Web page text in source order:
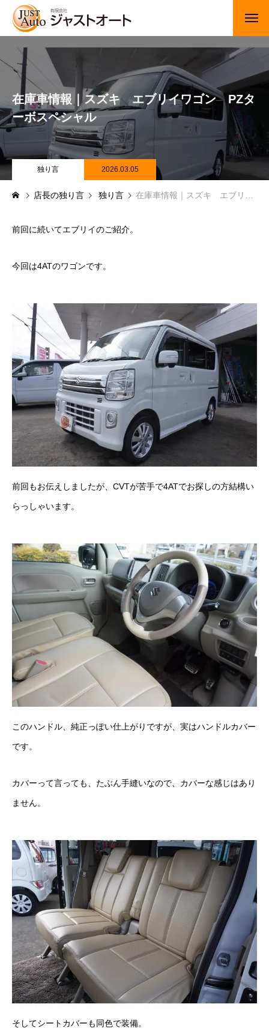
トップページ
新車
中古車・未使用車
JUジャナイト在庫情報
Gooネット在庫情報
カーセンサー在庫情報
車検・定期点検
部品の取り付け
各種作業料金
おすすめ
ボディコーティング・艶出し・磨き
部品の取り付け
オイル交換
カーリースとは？
よくある質問
オートローン
ジャストリース プラン例
保険ご相談
会社案内
ご挨拶
入庫情報
ご納車
ご成約
部品取付
車磨き
車検
在庫車情報｜スズキ エブリイワゴン PZタ
ーボスペシャル
独り言 2026.03.05
店長の独り言 独り言 在庫車情報｜スズキ エブリイワゴン PZターボスペシャル
前回に続いてエブリイのご紹介。
今回は4ATのワゴンです。
前回もお伝えしましたが、CVTが苦手で4ATでお探しの方結構い
らっしゃいます。
このハンドル、純正っぽい仕上がりですが、実はハンドルカバー
です。
カバーって言っても、たぶん手縫いなので、カバーな感じはあり
ません。
そしてシートカバーも同色で装備。